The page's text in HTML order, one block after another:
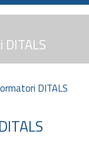
DITALS